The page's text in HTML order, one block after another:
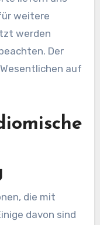
weitere
werden
Der
auf
die mit
davon sind